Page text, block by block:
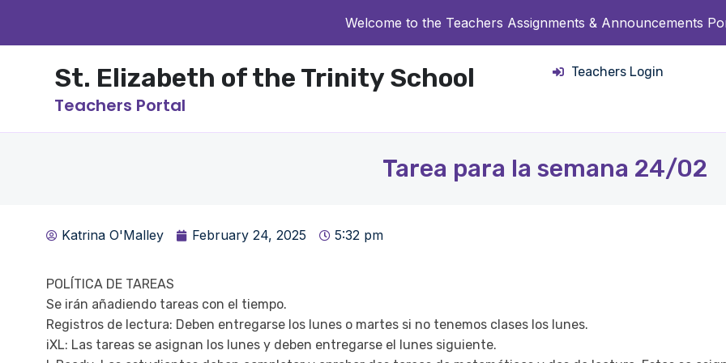
Welcome to the Teachers Assignments & Announcements
St. Elizabeth of the Trinity School
Teachers Portal
Teachers Login
Tarea para la semana 24/02
Katrina O'Malley February 24, 2025 5:32 pm
POLÍTICA DE TAREAS
Se irán añadiendo tareas con el tiempo.
Registros de lectura: Deben entregarse los lunes o martes si no tenemos clases los lunes.
iXL: Las tareas se asignan los lunes y deben entregarse el lunes siguiente.